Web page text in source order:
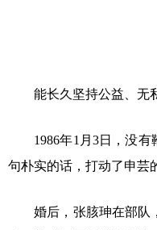
能长久坚持公益、无
1986年1月3日，没
句朴实的话，打动了申芸
婚后，张胲珅在部队